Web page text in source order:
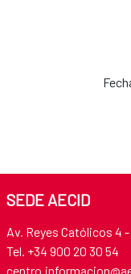
SEDE AECID
Av. Reyes Católicos 4
Tel. +34 900 20 30 54​​​​​​​